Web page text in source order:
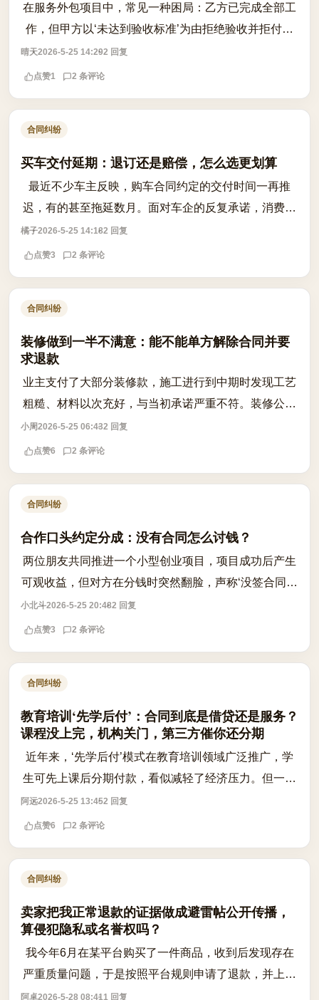
在服务外包项目中，常见一种困局：乙方已完成全部工
作，但甲方以‘未达到验收标准’为由拒绝验收并拒付尾
款，而乙方认为已按约定交付成果。问题根源往往在于
合同中验收标准模糊、缺乏量化指标或...
晴天2026-5-25 14:292 回复
点赞1 2 条评论
合同纠纷
买车交付延期：退订还是赔偿，怎么选更划算
最近不少车主反映，购车合同约定的交付时间一再推
迟，有的甚至拖延数月。面对车企的反复承诺，消费者
陷入两难：是坚持等下去拿赔偿，还是果断退订避免后
续加价风险？首先要确认合同中是否明确约...
橘子2026-5-25 14:182 回复
点赞3 2 条评论
合同纠纷
装修做到一半不满意：能不能单方解除合同并要
求退款
业主支付了大部分装修款，施工进行到中期时发现工艺
粗糙、材料以次充好，与当初承诺严重不符。装修公司
以‘合同未履行完毕’为由拒绝退款，甚至要求继续施
工。此时业主是否可以单方解除合同？能...
小周2026-5-25 06:432 回复
点赞6 2 条评论
合同纠纷
合作口头约定分成：没有合同怎么讨钱？
两位朋友共同推进一个小型创业项目，项目成功后产生
可观收益，但对方在分钱时突然翻脸，声称‘没签合同你
一分钱也别想拿’。这种情况下，真的就束手无策了吗？
答案是否定的。即便没有书面合同，...
小北斗2026-5-25 20:482 回复
点赞3 2 条评论
合同纠纷
教育培训‘先学后付’：合同到底是借贷还是服务？
课程没上完，机构关门，第三方催你还分期
近年来，‘先学后付’模式在教育培训领域广泛推广，学
生可先上课后分期付款，看似减轻了经济压力。但一旦
机构突然停业、跑路，学员不仅课程无法继续，还可能
收到第三方催收公司发来的还款通知，...
阿远2026-5-25 13:452 回复
点赞6 2 条评论
合同纠纷
卖家把我正常退款的证据做成避雷帖公开传播，
算侵犯隐私或名誉权吗？
我今年6月在某平台购买了一件商品，收到后发现存在
严重质量问题，于是按照平台规则申请了退款，并上传
了开箱照片和问题描述作为凭证。当时我完全出于维护
阿卓2026-5-28 08:411 回复